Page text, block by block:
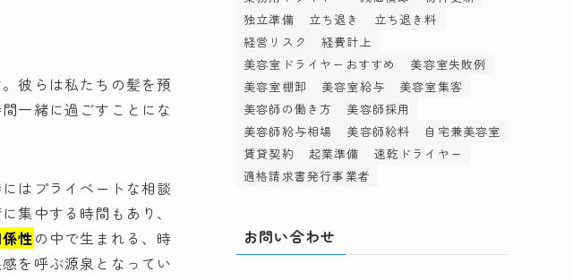
。彼らは私たちの髪を預
一緒に過ごすことにな
はプライベートな相談
集中する時間もあり、
性の中で生まれる、時
を呼ぶ源泉となってい
独立準備
立ち退き
立ち退き料
経営リスク
経費計上
美容室ドライヤーおすすめ
美容室失敗例
美容室棚卸
美容室給与
美容室集客
美容師の働き方
美容師採用
美容師給与相場
美容師給料
自宅兼美容室
賃貸契約
起業準備
速乾ドライヤー
適格請求書発行事業者
お問い合わせ